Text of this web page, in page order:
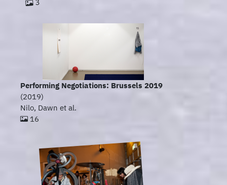
3
Performing Negotiations: Brussels 2019
(2019)
Nilo, Dawn et al.
16